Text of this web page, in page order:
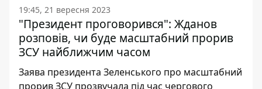
19:45, 21 вересня 2023
"Президент проговорився": Жданов
розповів, чи буде масштабний прорив
ЗСУ найближчим часом
Заява президента Зеленського про масштабний
прорив ЗСУ прозвучала під час чергового